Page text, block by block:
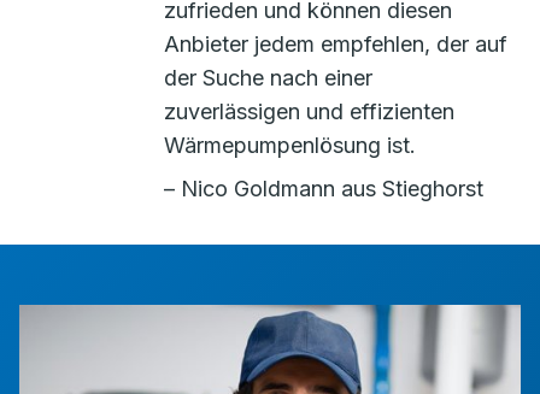
zufrieden und können diesen
Anbieter jedem empfehlen, der auf
der Suche nach einer
zuverlässigen und effizienten
Wärmepumpenlösung ist.
– Nico Goldmann aus Stieghorst